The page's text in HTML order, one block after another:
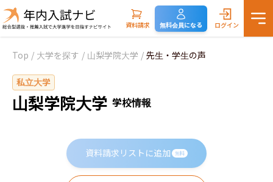
資料請求 無料会員になる ログイン
Top / 大学を探す / 山梨学院大学 / 先生・学生の声
私立大学
山梨学院大学 学校情報
資料請求リストに追加 無料